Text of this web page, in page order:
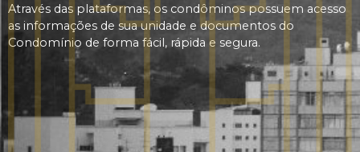
Através das plataformas, os condôminos possuem acesso
as informações de sua unidade e documentos do
Condomínio de forma fácil, rápida e segura.